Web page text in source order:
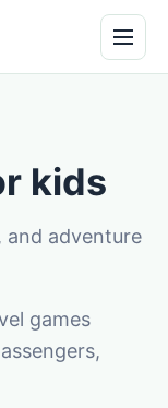
kids
and adventure
games